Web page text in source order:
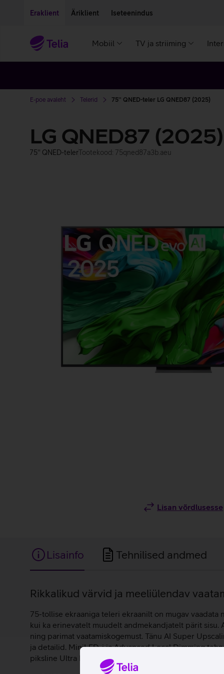
Eraklient Äriklient Iseteenindus
Mobiil TV ja striiming
E-poe avaleht Telerid 75'' QNED-teler LG QNED87 (2025)
LG QNED87 (2025)
75'' QNED-telerTootekood: 75qned87a3b.aeu
Lisan võrdlusesse
Lisainfo Tehnilised andmed
Lisainfo
Rikkalikud värvid ja meeliülendav
75-tollise ekraaniga teleri ekraanilt on mugav vaadata
kui ka erinevatelt muudelt andmekandjatelt pärit sisu.
ning parimat vaatamiskogemust. Tänu AI Super
ja detailid. MiniLED-i ja Advanced Local Dimming
piksline Ultra HD resolutsioon, võimas